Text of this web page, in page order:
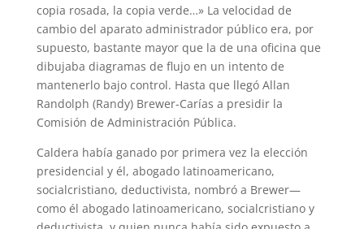
copia rosada, la copia verde…» La velocidad de
cambio del aparato administrador público era, por
supuesto, bastante mayor que la de una oficina que
dibujaba diagramas de flujo en un intento de
mantenerlo bajo control. Hasta que llegó Allan
Randolph (Randy) Brewer-Carías a presidir la
Comisión de Administración Pública.
Caldera había ganado por primera vez la elección
presidencial y él, abogado latinoamericano,
socialcristiano, deductivista, nombró a Brewer—
como él abogado latinoamericano, socialcristiano y